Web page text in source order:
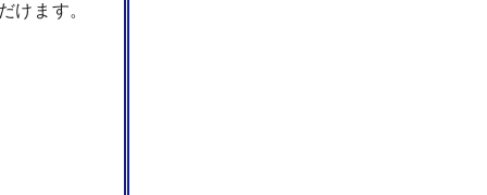
けます。